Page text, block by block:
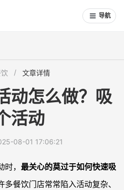
导航
私域流量沉淀？
率？
会影响利润？
文章详情
动怎么做？吸
活动
08-01 17:06:21
， 最关心的莫过于如何快速吸
多餐饮门店常常陷入活动复杂、